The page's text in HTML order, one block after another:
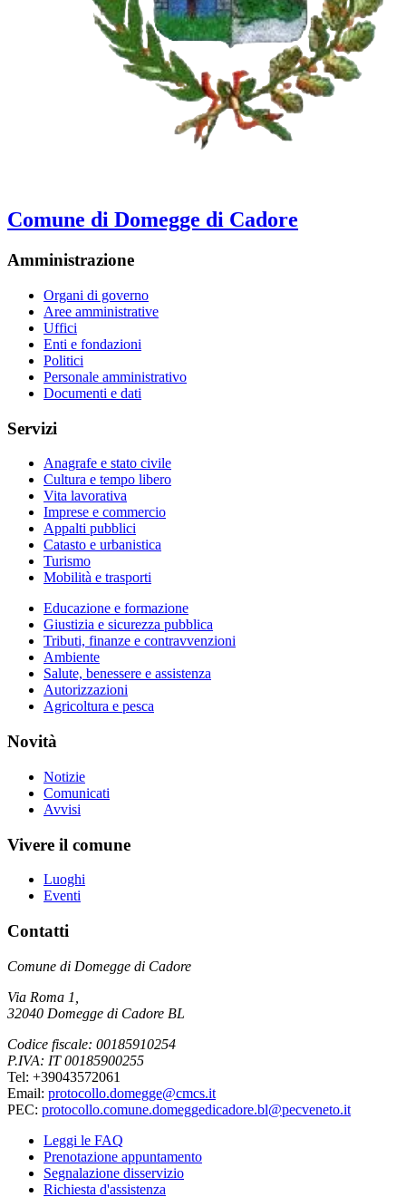
Comune di Domegge di Cadore
Amministrazione
Organi di governo
Aree amministrative
Uffici
Enti e fondazioni
Politici
Personale amministrativo
Documenti e dati
Servizi
Anagrafe e stato civile
Cultura e tempo libero
Vita lavorativa
Imprese e commercio
Appalti pubblici
Catasto e urbanistica
Turismo
Mobilità e trasporti
Educazione e formazione
Giustizia e sicurezza pubblica
Tributi, finanze e contravvenzioni
Ambiente
Salute, benessere e assistenza
Autorizzazioni
Agricoltura e pesca
Novità
Notizie
Comunicati
Avvisi
Vivere il comune
Luoghi
Eventi
Contatti
Comune di Domegge di Cadore
Via Roma 1,
32040 Domegge di Cadore BL
Codice fiscale: 00185910254
P.IVA: IT 00185900255
Tel: +39043572061
Email: protocollo.domegge@cmcs.it
PEC: protocollo.comune.domeggedicadore.bl@pecveneto.it
Leggi le FAQ
Prenotazione appuntamento
Segnalazione disservizio
Richiesta d'assistenza